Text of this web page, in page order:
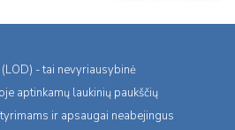
- tai nevyriausybinė
aptinkamų laukinių paukščių
ir apsaugai neabejingus